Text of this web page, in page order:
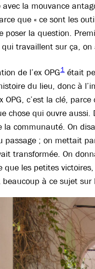
avec la mouvance
que « ce sont les
poser la question.
qui travaillent sur ça,
de l’ex OPG1 était
du lieu, donc à
OPG, c’est la clé,
chose qui ouvre
la communauté. On
; on mettait
transformée. On
que les petites
à ce sujet sur